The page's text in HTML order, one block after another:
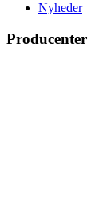
Nyheder
Producenter